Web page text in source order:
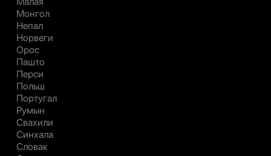
Монгол
Непал
Норвеги
Орос
Пашто
Перси
Польш
Португал
Румын
Свахили
Синхала
Словак